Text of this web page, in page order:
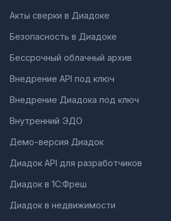
Акты сверки в Диадоке
Безопасность в Диадоке
Бессрочный облачный архив
Внедрение API под ключ
Внедрение Диадока под ключ
Внутренний ЭДО
Демо-версия Диадок
Диадок API для разработчиков
Диадок в 1С:Фреш
Диадок в недвижимости